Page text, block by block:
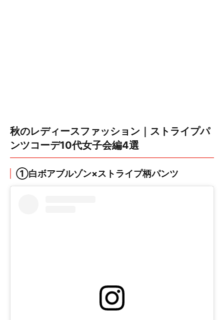
秋のレディースファッション｜ストライプパ
ンツコーデ10代女子会編4選
①白ボアブルゾン×ストライプ柄パンツ